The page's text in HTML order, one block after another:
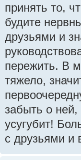
принять то,
будите
друзьями и
пережить. В
тяжело,
забыть о ней,
усугубит!
с друзьями и